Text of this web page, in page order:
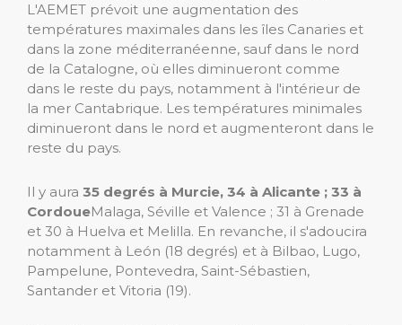
L'AEMET prévoit une augmentation des
températures maximales dans les îles Canaries et
dans la zone méditerranéenne, sauf dans le nord
de la Catalogne, où elles diminueront comme
dans le reste du pays, notamment à l'intérieur de
la mer Cantabrique. Les températures minimales
diminueront dans le nord et augmenteront dans le
reste du pays.
Il y aura 35 degrés à Murcie, 34 à Alicante ; 33 à
CordoueMalaga, Séville et Valence ; 31 à Grenade
et 30 à Huelva et Melilla. En revanche, il s'adoucira
notamment à León (18 degrés) et à Bilbao, Lugo,
Pampelune, Pontevedra, Saint-Sébastien,
Santander et Vitoria (19).